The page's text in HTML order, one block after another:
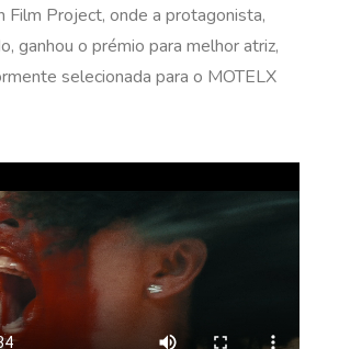
Film Project, onde a protagonista,
ganhou o prémio para melhor atriz,
selecionada para o MOTELX